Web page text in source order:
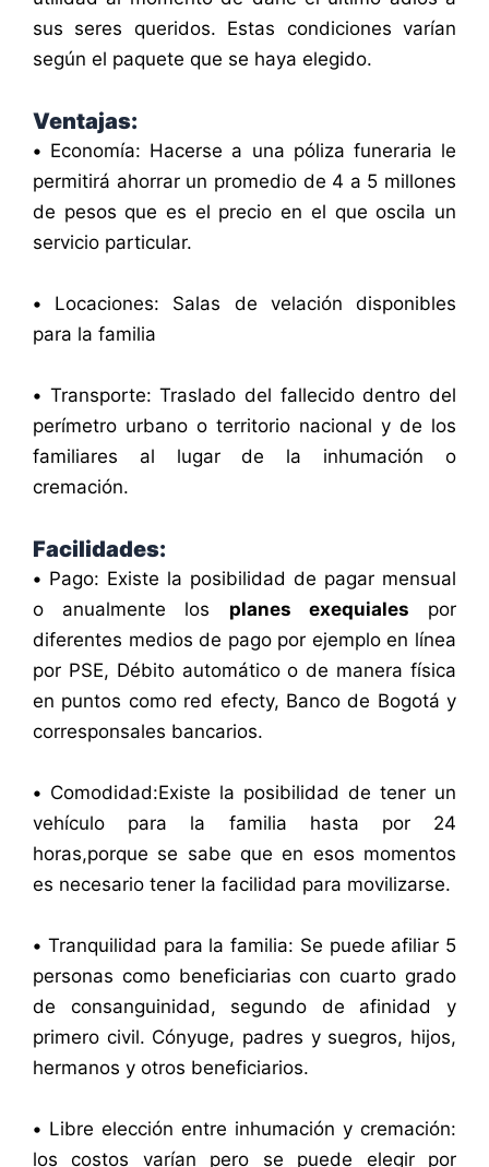
sus seres queridos. Estas condiciones varían
según el paquete que se haya elegido.
Ventajas:
• Economía: Hacerse a una póliza funeraria le
permitirá ahorrar un promedio de 4 a 5 millones
de pesos que es el precio en el que oscila un
servicio particular.
• Locaciones: Salas de velación disponibles
para la familia
• Transporte: Traslado del fallecido dentro del
perímetro urbano o territorio nacional y de los
familiares al lugar de la inhumación o
cremación.
Facilidades:
• Pago: Existe la posibilidad de pagar mensual
o anualmente los planes exequiales por
diferentes medios de pago por ejemplo en línea
por PSE, Débito automático o de manera física
en puntos como red efecty, Banco de Bogotá y
corresponsales bancarios.
• Comodidad:Existe la posibilidad de tener un
vehículo para la familia hasta por 24
horas,porque se sabe que en esos momentos
es necesario tener la facilidad para movilizarse.
• Tranquilidad para la familia: Se puede afiliar 5
personas como beneficiarias con cuarto grado
de consanguinidad, segundo de afinidad y
primero civil. Cónyuge, padres y suegros, hijos,
hermanos y otros beneficiarios.
• Libre elección entre inhumación y cremación:
los costos varían pero se puede elegir por